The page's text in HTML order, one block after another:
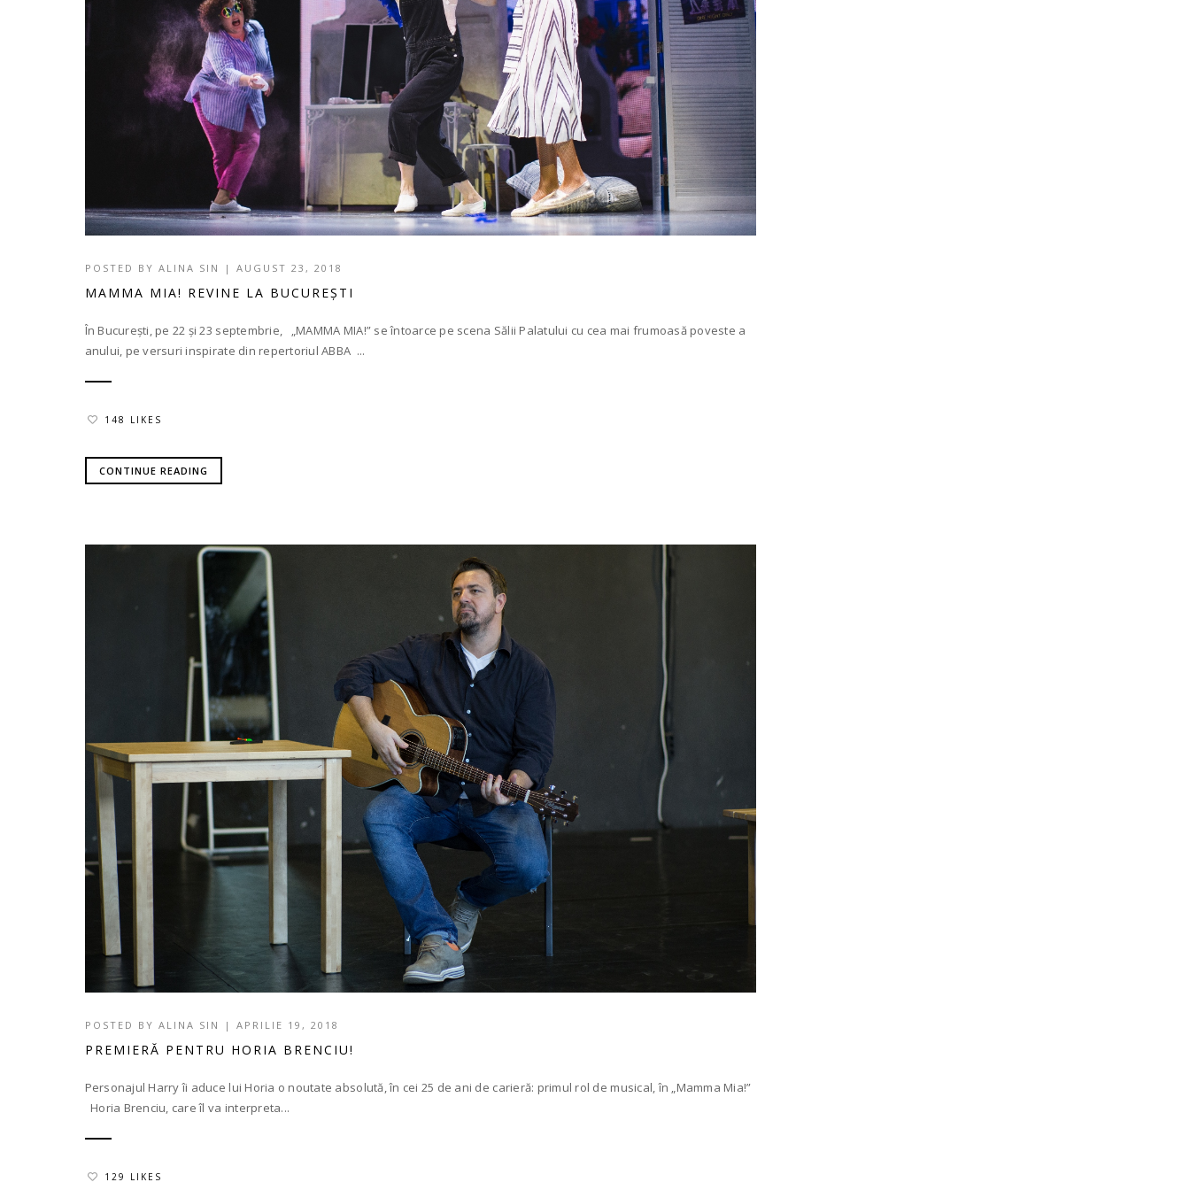
POSTED BY ALINA SIN | AUGUST 23, 2018
MAMMA MIA! REVINE LA BUCUREȘTI
În București, pe 22 și 23 septembrie, „MAMMA MIA!” se întoarce pe scena Sălii Palatului cu cea mai frumoasă poveste a
anului, pe versuri inspirate din repertoriul ABBA ...
148 LIKES
CONTINUE READING
POSTED BY ALINA SIN | APRILIE 19, 2018
PREMIERĂ PENTRU HORIA BRENCIU!
Personajul Harry îi aduce lui Horia o noutate absolută, în cei 25 de ani de carieră: primul rol de musical, în „Mamma Mia!”
Horia Brenciu, care îl va interpreta...
129 LIKES